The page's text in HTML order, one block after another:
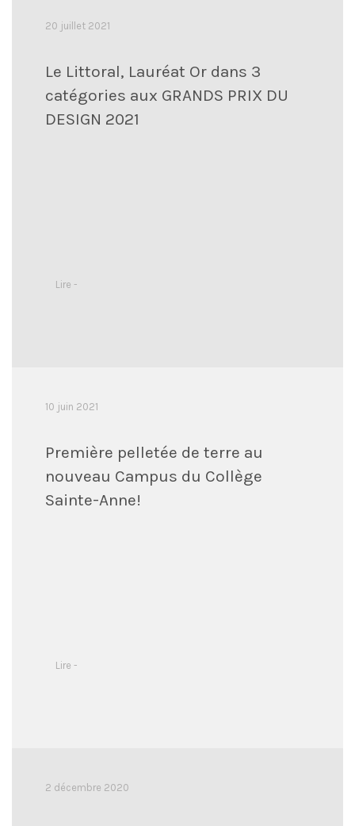
20 juillet 2021
Le Littoral, Lauréat Or dans 3
catégories aux GRANDS PRIX DU
DESIGN 2021
Lire -
10 juin 2021
Première pelletée de terre au
nouveau Campus du Collège
Sainte-Anne!
Lire -
2 décembre 2020